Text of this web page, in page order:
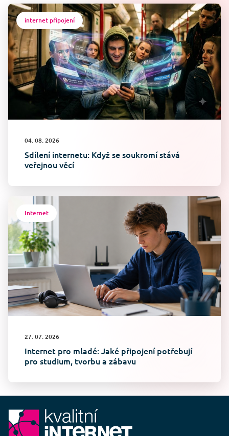
internet připojení
04. 08. 2026
Sdílení internetu: Když se soukromí stává
veřejnou věcí
Internet
27. 07. 2026
Internet pro mladé: Jaké připojení potřebují
pro studium, tvorbu a zábavu